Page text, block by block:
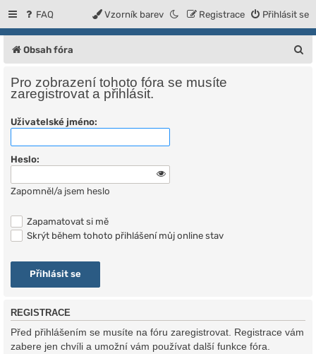
FAQ Přihlásit se
Registrace
Vzorník barev
Obsah fóra
Pro zobrazení tohoto fóra se musíte
zaregistrovat a přihlásit.
Uživatelské jméno:
Heslo:
Zapomněl/a jsem heslo
Zapamatovat si mě
Skrýt během tohoto přihlášení můj online stav
REGISTRACE
Před přihlášením se musíte na fóru zaregistrovat. Registrace vám
zabere jen chvíli a umožní vám používat další funkce fóra.